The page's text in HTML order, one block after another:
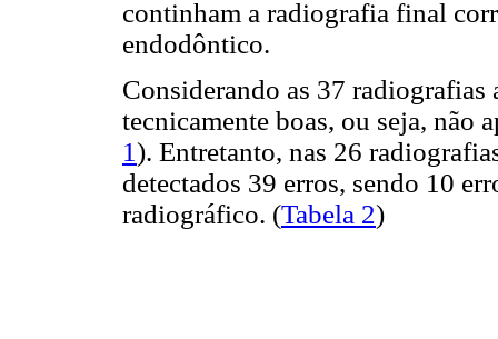
continham a radiografia final
endodôntico.
Considerando as 37 radiografias
tecnicamente boas, ou seja, não
1). Entretanto, nas 26
detectados 39 erros, sendo 10
radiográfico. (Tabela 2)